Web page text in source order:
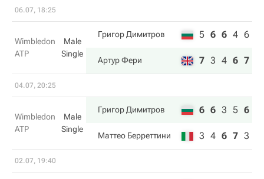
06.07, 18:25
Wimbledon
ATP
Male
Single
Григор Димитров 5 6 6 4 6
Артур Фери 7 3 4 6 7
04.07, 20:25
Wimbledon
ATP
Male
Single
Григор Димитров 6 6 3 5 6
Маттео Берреттини 3 4 6 7 3
02.07, 19:40